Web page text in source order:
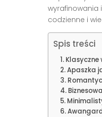
wyrafinowania
codzienne i
Spis treści
Klasyczne
Apaszka